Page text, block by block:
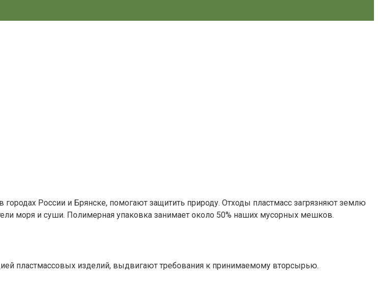
России и Брянске, помогают защитить природу. Отходы пластмасс загрязняют землю
моря и суши. Полимерная упаковка занимает около 50% наших мусорных мешков.
пластмассовых изделий, выдвигают требования к принимаемому вторсырью.